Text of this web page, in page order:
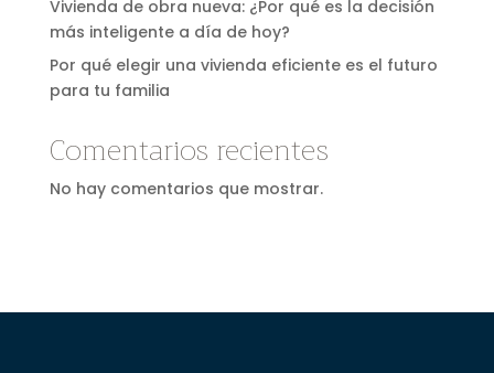
Vivienda de obra nueva: ¿Por qué es la decisión
más inteligente a día de hoy?
Por qué elegir una vivienda eficiente es el futuro
para tu familia
Comentarios recientes
No hay comentarios que mostrar.